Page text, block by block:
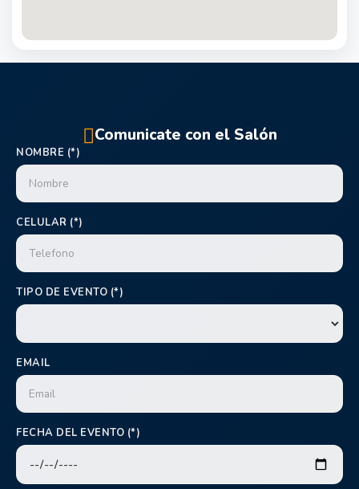
Comunicate con el Salón
NOMBRE (*)
CELULAR (*)
TIPO DE EVENTO (*)
EMAIL
FECHA DEL EVENTO (*)